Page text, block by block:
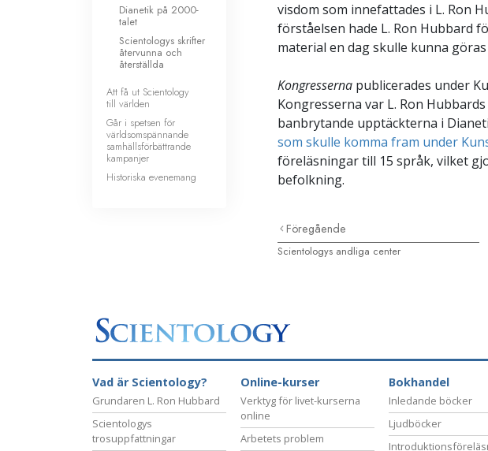
visdom som innefattades i L. Ron
förståelsen hade L. Ron Hubbard
material en dag skulle kunna
Kongresserna publicerades under
Kongresserna var L. Ron
banbrytande upptäckterna i
som skulle komma fram under
föreläsningar till 15 språk, vilket
befolkning.
Föregående
Scientologys andliga center
Dianetik på 2000-
talet
Scientologys skrifter
återvunna och
återställda
Att få ut Scientology
till världen
Går i spetsen för
världsomspännande
samhällsförbättrande
kampanjer
Historiska evenemang
Vad är Scientology?
Grundaren L. Ron Hubbard
Scientologys
trosuppfattningar
Online-kurser
Verktyg för livet-kurserna
online
Arbetets problem
Bokhandel
Inledande böcker
Ljudböcker